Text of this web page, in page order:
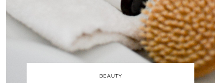
BEAUTY